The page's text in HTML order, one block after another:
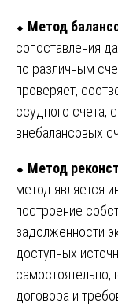
⬥ Метод
сопоставления
по различным
проверяет,
ссудного счета,
внебалансовых
⬥ Метод
метод является
построение
задолженности
доступных
самостоятельно,
договора и